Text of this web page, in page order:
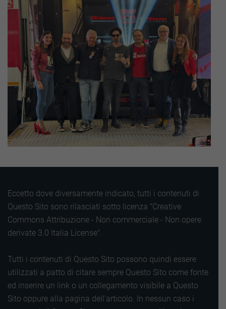
Eccetto dove diversamente indicato, tutti i contenuti di
Questo Sito sono rilasciati sotto licenza "Creative
Commons Attribuzione - Non commerciale - Non opere
derivate 3.0 Italia License".
Tutti i contenuti di Questo Sito possono quindi essere
utilizzati a patto di citare sempre Questo Sito come fonte
ed inserire un link o un collegamento visibile a Questo
Sito oppure alla pagina dell'articolo. In nessun caso i